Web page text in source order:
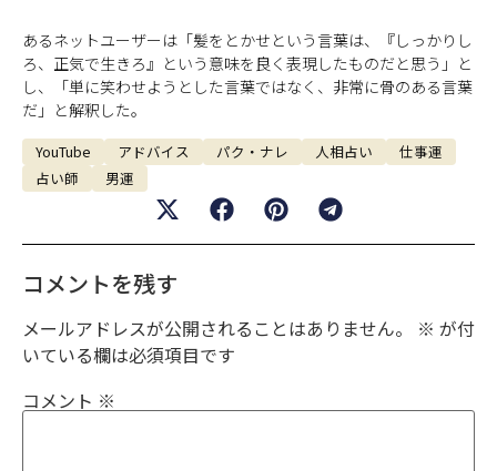
あるネットユーザーは「髪をとかせという言葉は、『しっかりし
ろ、正気で生きろ』という意味を良く表現したものだと思う」と
し、「単に笑わせようとした言葉ではなく、非常に骨のある言葉
だ」と解釈した。
YouTube アドバイス パク・ナレ 人相占い
仕事運
占い師
男運
コメントを残す
メールアドレスが公開されることはありません。 ※ が付
いている欄は必須項目です
コメント ※